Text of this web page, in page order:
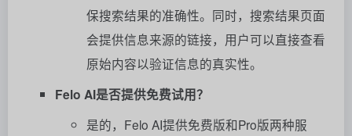
保搜索结果的准确性。同时，搜索结果页面
会提供信息来源的链接，用户可以直接查看
原始内容以验证信息的真实性。
Felo AI是否提供免费试用？
是的，Felo AI提供免费版和Pro版两种服